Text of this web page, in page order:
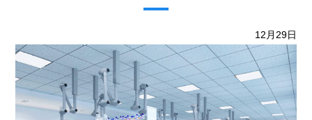
12月29日